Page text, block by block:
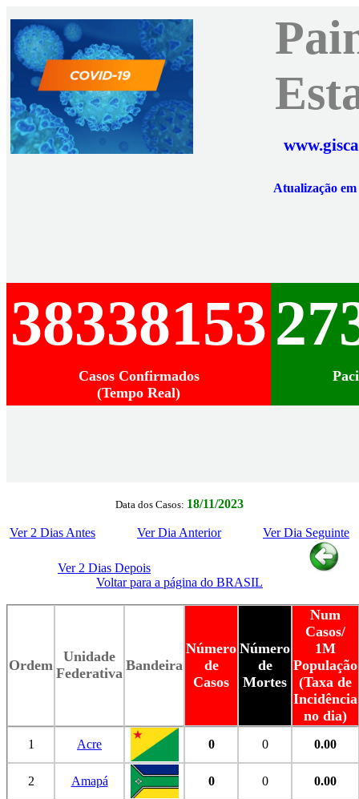
Atualização
38338153
Casos Confirmados
(Tempo Real)
Data dos Casos: 18/11/2023
Ver 2 Dias Antes Ver Dia Anterior Ver Dia Seguinte
Ver 2 Dias Depois
Voltar para a página do BRASIL
Ordem
Unidade
Federativa Bandeira
Número
de
Casos
Número
de
Mortes
Num
Casos/
1M
População
(Taxa de
Incidência
no dia)
1 Acre 0 0 0.00
2 Amapá 0 0 0.00